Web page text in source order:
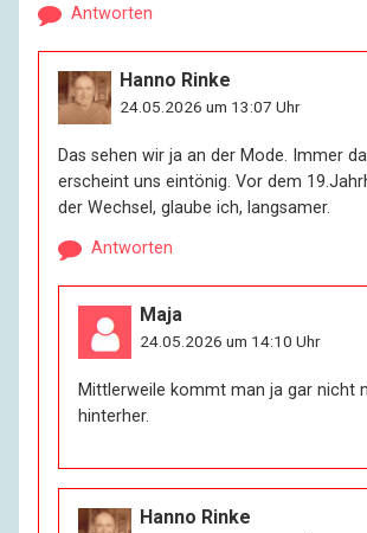
Antworten
Hanno Rinke
24.05.2026 um 13:07 Uhr
Das sehen wir ja an der Mode. Immer
erscheint uns eintönig. Vor dem
der Wechsel, glaube ich, langsamer.
Antworten
Maja
24.05.2026 um 14:10 Uhr
Mittlerweile kommt man ja gar nicht
hinterher.
Hanno Rinke